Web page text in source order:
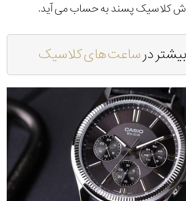
کلاسیک پسند به حساب می آید.
درساعت های کلاسیک